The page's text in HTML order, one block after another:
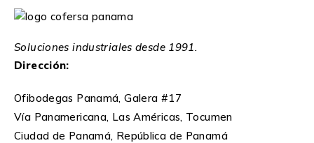
Soluciones industriales desde 1991.
Dirección:
Ofibodegas Panamá, Galera #17
Vía Panamericana, Las Américas, Tocumen
Ciudad de Panamá, República de Panamá